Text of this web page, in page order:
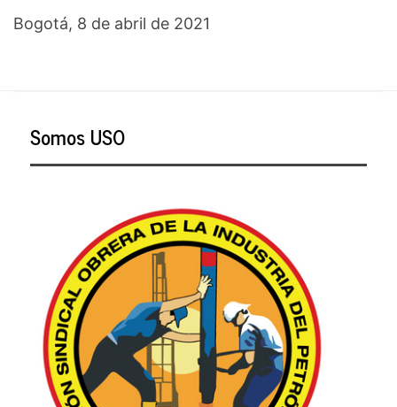
Bogotá, 8 de abril de 2021
Somos USO